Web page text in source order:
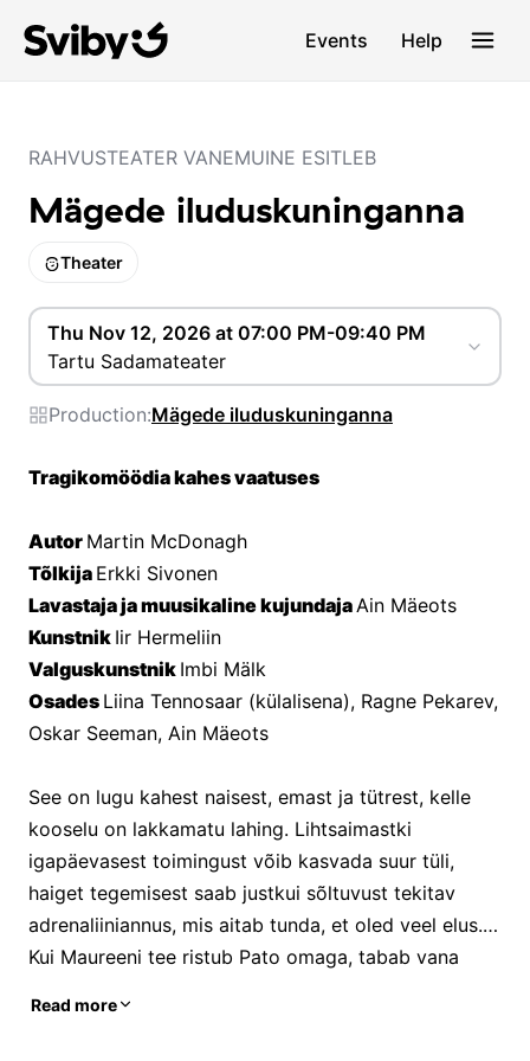
Events Help
RAHVUSTEATER VANEMUINE ESITLEB
Mägede iluduskuninganna
Theater
Thu Nov 12, 2026 at 07:00 PM-09:40 PM
Tartu Sadamateater
Production:Mägede iluduskuninganna
Tragikomöödia kahes vaatuses
Autor Martin McDonagh
Tõlkija Erkki Sivonen
Lavastaja ja muusikaline kujundaja Ain Mäeots
Kunstnik Iir Hermeliin
Valguskunstnik Imbi Mälk
Osades Liina Tennosaar (külalisena), Ragne Pekarev,
Oskar Seeman, Ain Mäeots
See on lugu kahest naisest, emast ja tütrest, kelle
kooselu on lakkamatu lahing. Lihtsaimastki
igapäevasest toimingust võib kasvada suur tüli,
haiget tegemisest saab justkui sõltuvust tekitav
adrenaliiniannus, mis aitab tunda, et oled veel elus.
Kui Maureeni tee ristub Pato omaga, tabab vana
Read more